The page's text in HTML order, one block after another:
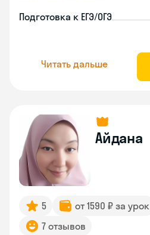
Подготовка к ЕГЭ/ОГЭ
Читать дальше
Айдана
5 от 1590 ₽ за урок
7 отзывов